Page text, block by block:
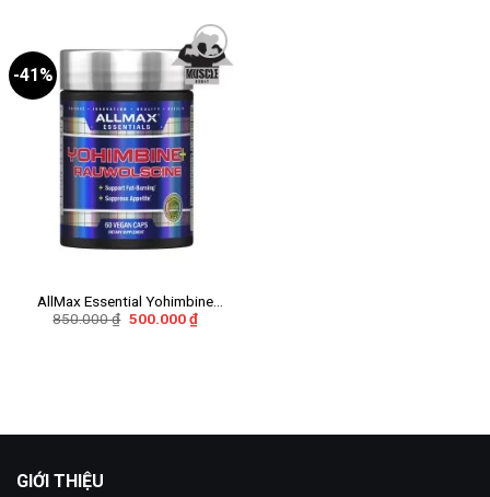
-41%
Add to
wishlist
AllMax Essential Yohimbine
Rauwolscine
850.000₫ Giá
500.000₫Giá
hiện
GIỚI THIỆU